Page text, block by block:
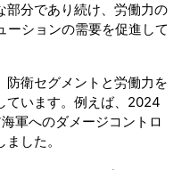
部分であり続け、労働力の
ーションの需要を促進して
防衛セグメントと労働力を
ています。例えば、2024
軍へのダメージコントロ
した。